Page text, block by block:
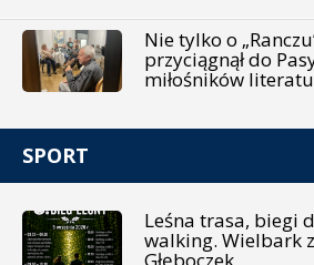
Nie tylko o
przyciągnął do
miłośników
SPORT
Leśna trasa, biegi
walking. Wielbark
Głęboczek